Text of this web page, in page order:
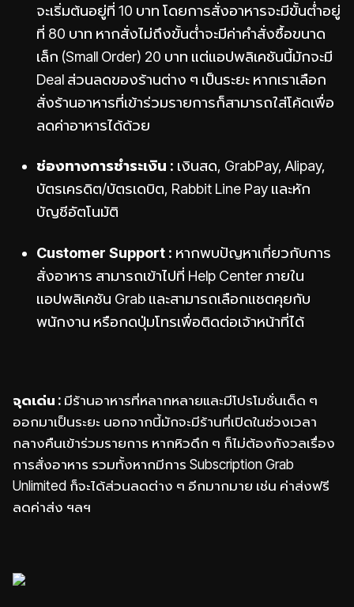
จะเริ่มต้นอยู่ที่ 10 บาท โดยการสั่งอาหารจะมีขั้นต่ำอยู่
ที่ 80 บาท หากสั่งไม่ถึงขั้นต่ำจะมีค่าคำสั่งซื้อขนาด
เล็ก (Small Order) 20 บาท แต่แอปพลิเคชันนี้มักจะมี
Deal ส่วนลดของร้านต่าง ๆ เป็นระยะ หากเราเลือก
สั่งร้านอาหารที่เข้าร่วมรายการก็สามารถใส่โค้ดเพื่อ
ลดค่าอาหารได้ด้วย
ช่องทางการชำระเงิน : เงินสด, GrabPay, Alipay,
บัตรเครดิต/บัตรเดบิต, Rabbit Line Pay และหัก
บัญชีอัตโนมัติ
Customer Support : หากพบปัญหาเกี่ยวกับการ
สั่งอาหาร สามารถเข้าไปที่ Help Center ภายใน
แอปพลิเคชัน Grab และสามารถเลือกแชตคุยกับ
พนักงาน หรือกดปุ่มโทรเพื่อติดต่อเจ้าหน้าที่ได้
จุดเด่น : มีร้านอาหารที่หลากหลายและมีโปรโมชั่นเด็ด ๆ
ออกมาเป็นระยะ นอกจากนี้มักจะมีร้านที่เปิดในช่วงเวลา
กลางคืนเข้าร่วมรายการ หากหิวดึก ๆ ก็ไม่ต้องกังวลเรื่อง
การสั่งอาหาร รวมทั้งหากมีการ Subscription Grab
Unlimited ก็จะได้ส่วนลดต่าง ๆ อีกมากมาย เช่น ค่าส่งฟรี
ลดค่าส่ง ฯลฯ